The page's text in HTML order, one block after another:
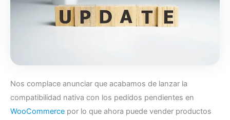
Nos complace anunciar que acabamos de lanzar la
compatibilidad nativa con los pedidos pendientes en
WooCommerce por lo que ahora puede vender productos